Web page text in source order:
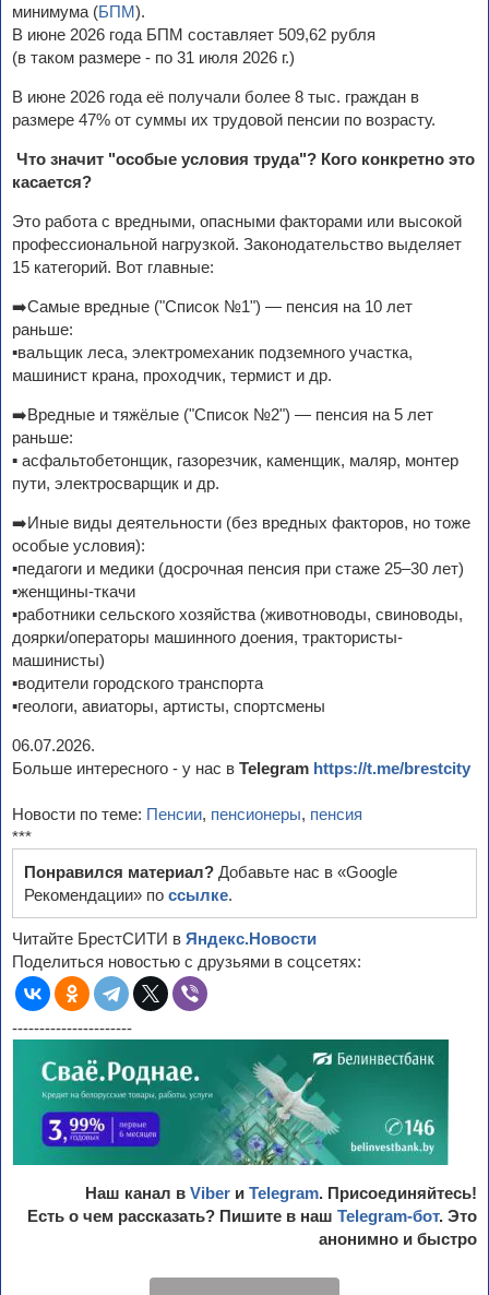
минимума (БПМ).
В июне 2026 года БПМ составляет 509,62 рубля
(в таком размере - по 31 июля 2026 г.)
В июне 2026 года её получали более 8 тыс. граждан в
размере 47% от суммы их трудовой пенсии по возрасту.
Что значит "особые условия труда"? Кого конкретно это
касается?
Это работа с вредными, опасными факторами или высокой
профессиональной нагрузкой. Законодательство выделяет
15 категорий. Вот главные:
➡️Самые вредные ("Список №1") — пенсия на 10 лет
раньше:
▪️вальщик леса, электромеханик подземного участка,
машинист крана, проходчик, термист и др.
➡️Вредные и тяжёлые ("Список №2") — пенсия на 5 лет
раньше:
▪️ асфальтобетонщик, газорезчик, каменщик, маляр, монтер
пути, электросварщик и др.
➡️Иные виды деятельности (без вредных факторов, но тоже
особые условия):
▪️педагоги и медики (досрочная пенсия при стаже 25–30 лет)
▪️женщины-ткачи
▪️работники сельского хозяйства (животноводы, свиноводы,
доярки/операторы машинного доения, трактористы-
машинисты)
▪️водители городского транспорта
▪️геологи, авиаторы, артисты, спортсмены
06.07.2026.
Больше интересного - у нас в Telegram https://t.me/brestcity
Новости по теме: Пенсии, пенсионеры, пенсия
***
Понравился материал? Добавьте нас в «Google
Рекомендации» по ссылке.
Читайте БрестСИТИ в Яндекс.Новости
Поделиться новостью с друзьями в соцсетях:
----------------------
Наш канал в Viber и Telegram. Присоединяйтесь!
Есть о чем рассказать? Пишите в наш Telegram-бот. Это
анонимно и быстро